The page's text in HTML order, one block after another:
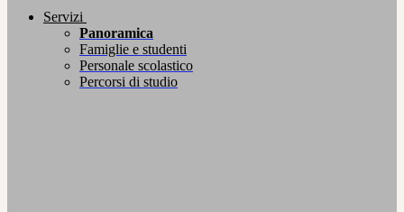
Servizi
Panoramica
Famiglie e studenti
Personale scolastico
Percorsi di studio